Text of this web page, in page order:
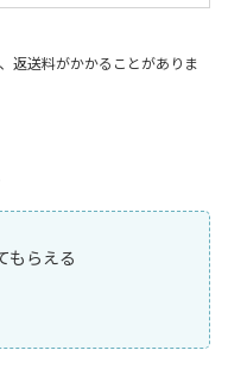
返送料がかかることがありま
もらえる